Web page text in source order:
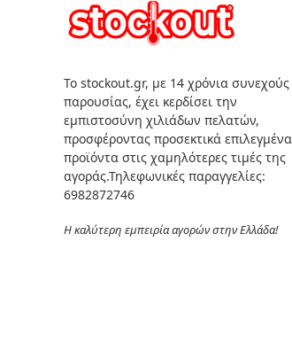
Το stockout.gr, με 14 χρόνια συνεχούς
παρουσίας, έχει κερδίσει την
εμπιστοσύνη χιλιάδων πελατών,
προσφέροντας προσεκτικά επιλεγμένα
προϊόντα στις χαμηλότερες τιμές της
αγοράς.Τηλεφωνικές παραγγελίες:
6982872746
Η καλύτερη εμπειρία αγορών στην Ελλάδα!